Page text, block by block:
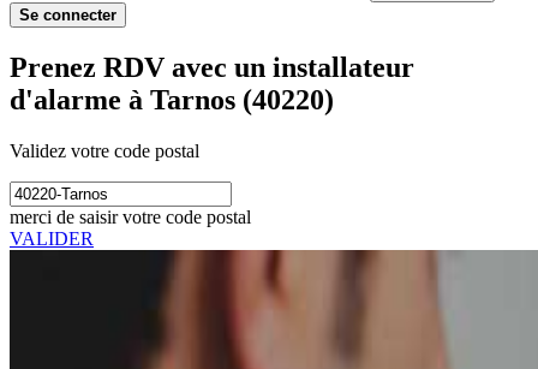
Se connecter
Prenez RDV avec un installateur
d'alarme à Tarnos (40220)
Validez votre code postal
merci de saisir votre code postal
VALIDER